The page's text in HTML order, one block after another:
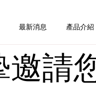
最新消息 產品介紹
請